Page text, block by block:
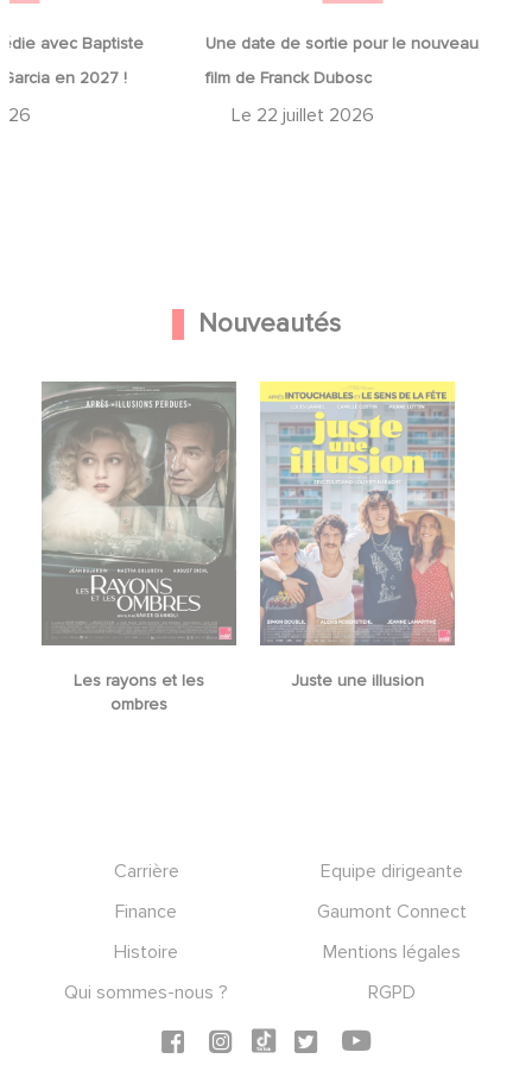
avec Baptiste
en 2027 !
Une date de sortie pour le nouveau
film de Franck Dubosc
Le 22 juillet 2026
Nouveautés
Les rayons et les
ombres
Juste une illusion
Carrière
Equipe dirigeante
Finance
Gaumont Connect
Histoire
Mentions légales
Qui sommes-nous ?
RGPD
Social icons